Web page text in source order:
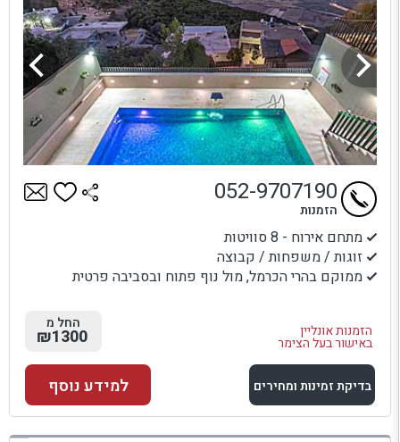
מתחם אירוח - 8 סוויטות
זוגות / משפחות / קבוצה
ממוקם בהרי הכרמל, מול נוף פתוח ובסביבה פרטית
הזמנות אונליין
באישור בעל הצימר
052-9707190
הזמנות
החל מ
₪1300
בדיקת זמינות ומחירים
למתחם זה
למידע נוסף